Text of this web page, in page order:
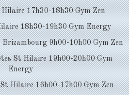
17h30-18h30 Gym Zen
18h30-19h30 Gym Energy
Brizambourg 9h00-10h00 Gym Zen
St Hilaire 19h00-20h00 Gym
Energy
Hilaire 16h00-17h00 Gym Zen